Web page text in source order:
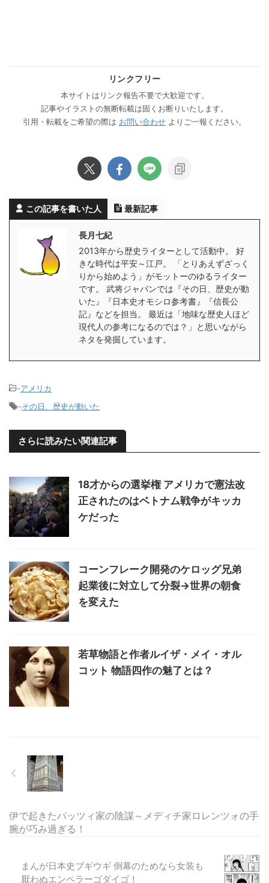
リンクフリー
本サイトはリンク報告不要で大歓迎です。
記事やイラストの無断転載は固くお断りいたします。
引用・転載をご希望の際は お問い合わせ よりご一報ください。
この記事を書いた人 最新記事
長月七紀
2013年から歴史ライターとして活動中。 好
きな時代は平安～江戸。 「とりあえずざっく
りから始めよう」がモットーのゆるライター
です。 武将ジャパンでは『その日、歴史が動
いた』『日本史オモシロ参考書』『信長公
記』などを担当。 最近は「地味な歴史人ほど
現代人の参考になるのでは？」と思いながら
ネタを発掘しています。
-アメリカ
-その日、歴史が動いた
さらに読みたい関連記事
18才からの選挙権 アメリカで憲法改
正されたのはベトナム戦争がキッカ
ケだった
コーンフレーク開発のケロッグ兄弟
起業後に対立して分裂→世界の朝食
を変えた
若草物語と作者ルイザ・メイ・オル
コット 物語四作の魅了とは？
伊で起きたパッツィ家の陰謀～メディチ家ロレンツォの手
腕が巧み過ぎる！
まんが日本史ブギウギ 倒幕のためなら女装も
厭わぬエンペラーゴダイゴ！